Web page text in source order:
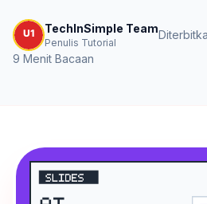
TechInSimple Team
Penulis Tutorial
9 Menit Bacaan